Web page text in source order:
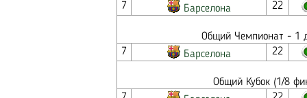
7
Барселона 22
Общий Чемпионат - 1
7
Барселона 22
Общий Кубок (1/8